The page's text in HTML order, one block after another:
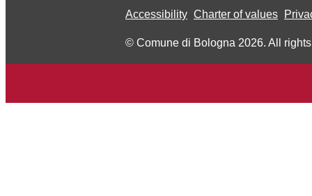
Accessibility Charter of values
© Comune di Bologna 2026. All